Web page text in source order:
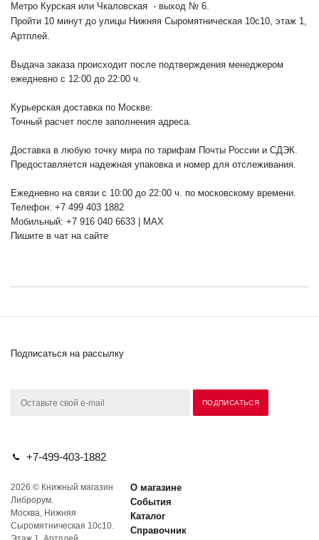
Метро Курская или Чкаловская - выход № 6.
Пройти 10 минут до улицы Нижняя Сыромятническая 10с10, этаж 1,
Артплей.
Выдача заказа происходит после подтверждения менеджером
ежедневно с 12:00 до 22:00 ч.
Курьерская доставка по Москве:
Точный расчет после заполнения адреса.
Доставка в любую точку мира по тарифам Почты России и СДЭК.
Предоставляется надежная упаковка и номер для отслеживания.
Ежедневно на связи с 10:00 до 22:00 ч. по московскому времени.
Телефон: +7 499 403 1882
Мобильный: +7 916 040 6633 | MAX
Пишите в чат на сайте
Подписаться на рассылку
+7-499-403-1882
2026 © Книжный магазин
Либрорум.
Москва, Нижняя
Сыромятническая 10с10.
О магазине
События
Каталог
Справочник